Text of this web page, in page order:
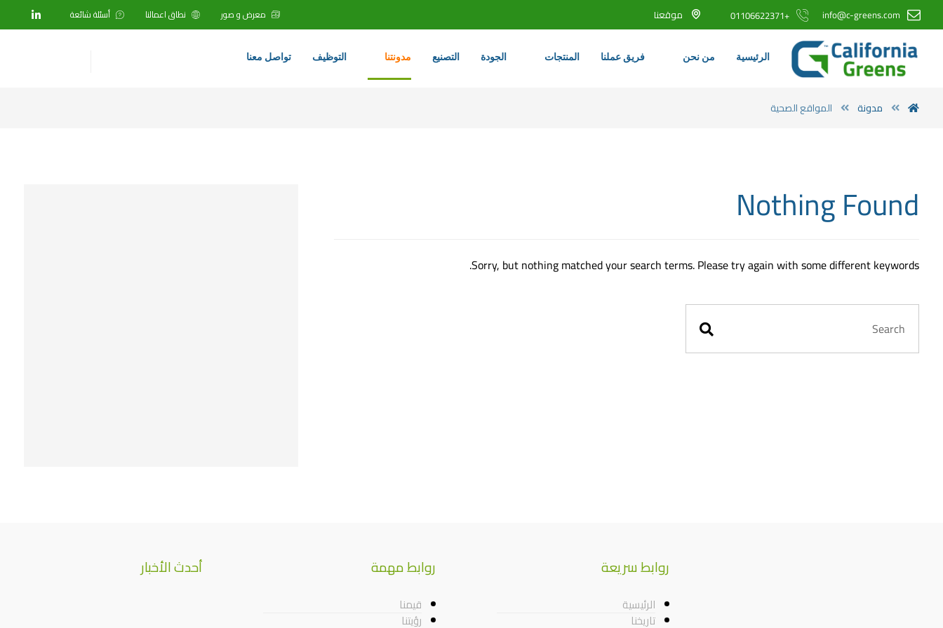
info@c-greens.com
+01106622371 موقعنا معرض و صور نطاق اعمالنا أسئلة شائعة
الرئيسية من نحن فريق عملنا المنتجات الجودة التصنيع مدونتنا التوظيف تواصل معنا
مدونة المواقع الصحية
Nothing Found
Sorry, but nothing matched your search terms. Please try again with some different keywords.
روابط سريعة
الرئيسية
تاريخنا
روابط مهمة
قيمنا
رؤيتنا
أحدث الأخبار